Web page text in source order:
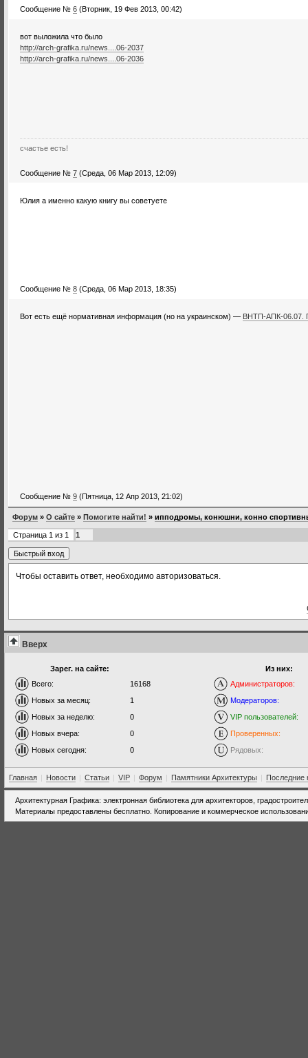
Сообщение № 6 (Вторник, 19 Фев 2013, 00:42)
вот выложила что было
http://arch-grafika.ru/news....06-2037
http://arch-grafika.ru/news....06-2036
счастье есть!
Сообщение № 7 (Среда, 06 Мар 2013, 12:09)
Юлия а именно какую книгу вы советуете
Сообщение № 8 (Среда, 06 Мар 2013, 18:35)
Вот есть ещё нормативная информация (но на украинском) — ВНТП-АПК-06.07.
Сообщение № 9 (Пятница, 12 Апр 2013, 21:02)
Форум » О сайте » Помогите найти! » ипподромы, конюшни, конно
Страница 1 из 1 1
Чтобы оставить ответ, необходимо авторизоваться.
Вверх
Зарег. на сайте:
Всего:
16168
Новых за месяц:
1
Новых за неделю:
0
Новых вчера:
0
Новых сегодня:
0
Из них:
Администраторов:
Модераторов:
VIP пользователей:
Проверенных:
Рядовых:
Главная | Новости | Статьи | VIP | Форум | Памятники Архитектуры | Последние
Архитектурная Графика: электронная библиотека для архитекторов,
Материалы предоставлены бесплатно. Копирование и коммерческое